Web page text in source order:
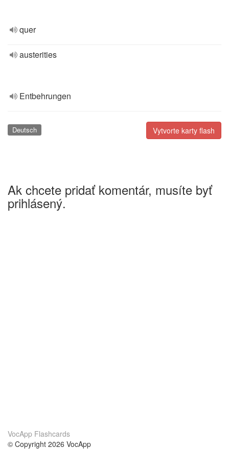
quer
austerities
Entbehrungen
Vytvorte karty flash
Deutsch
Ak chcete pridať komentár, musíte byť
prihlásený.
VocApp Flashcards
© Copyright 2026 VocApp